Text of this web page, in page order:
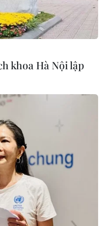
hiện
vi
9
khoa Hà Nội lập